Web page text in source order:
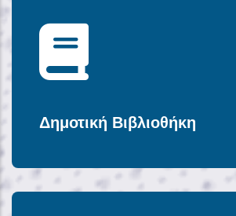
Δημοτική Βιβλιοθήκη